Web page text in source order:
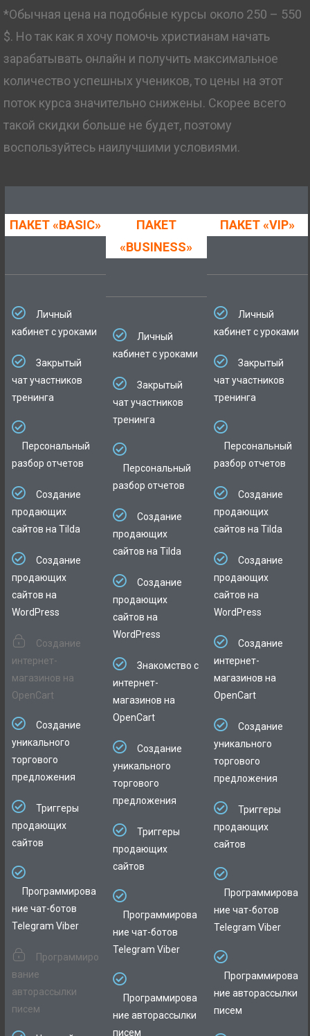
*Обычная цена на подобные курсы около 250 – 550
$. Но так как я хочу помочь христианам начать
зарабатывать онлайн и получить максимальное
количество успешных учеников, то цены на этот
поток курса значительно снижены. Скорее всего
такой скидки больше не будет, поэтому
воспользуйтесь наилучшими условиями.
ПАКЕТ «BASIC»
Личный
кабинет с уроками
Закрытый
чат участников
тренинга
Персональный
разбор отчетов
Создание
продающих
сайтов на Tilda
Создание
продающих
сайтов на
WordPress
Создание
интернет-
магазинов на
OpenCart
Создание
уникального
торгового
предложения
Триггеры
продающих
сайтов
Программирова
ние чат-ботов
Telegram Viber
Программиро
вание
авторассылки
писем
ПАКЕТ
«BUSINESS»
Личный
кабинет с уроками
Закрытый
чат участников
тренинга
Персональный
разбор отчетов
Создание
продающих
сайтов на Tilda
Создание
продающих
сайтов на
WordPress
Знакомство с
интернет-
магазинов на
OpenCart
Создание
уникального
торгового
предложения
Триггеры
продающих
сайтов
Программирова
ние чат-ботов
Telegram Viber
Программирова
ние авторассылки
писем
ПАКЕТ «VIP»
Личный
кабинет с уроками
Закрытый
чат участников
тренинга
Персональный
разбор отчетов
Создание
продающих
сайтов на Tilda
Создание
продающих
сайтов на
WordPress
Создание
интернет-
магазинов на
OpenCart
Создание
уникального
торгового
предложения
Триггеры
продающих
сайтов
Программирова
ние чат-ботов
Telegram Viber
Программирова
ние авторассылки
писем